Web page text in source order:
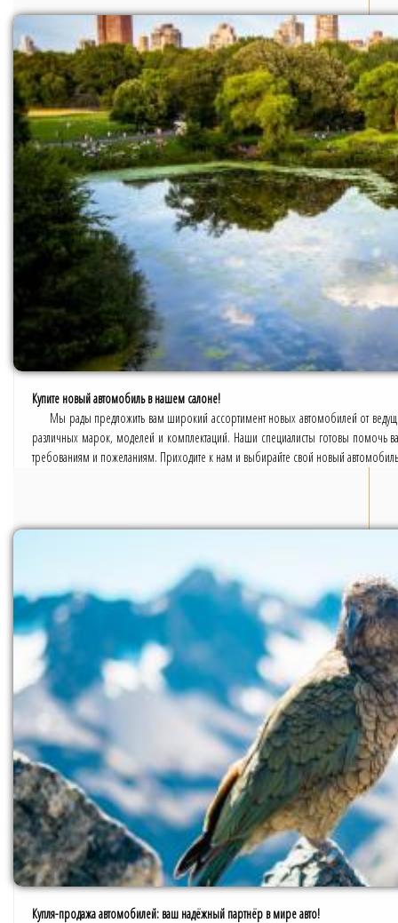
Купите новый автомобиль в нашем салоне!
Мы рады предложить вам широкий ассортимент новых автомобилей от
различных марок, моделей и комплектаций. Наши специалисты готовы помочь
требованиям и пожеланиям. Приходите к нам и выбирайте свой новый
Купля-продажа автомобилей: ваш надёжный партнёр в мире авто!